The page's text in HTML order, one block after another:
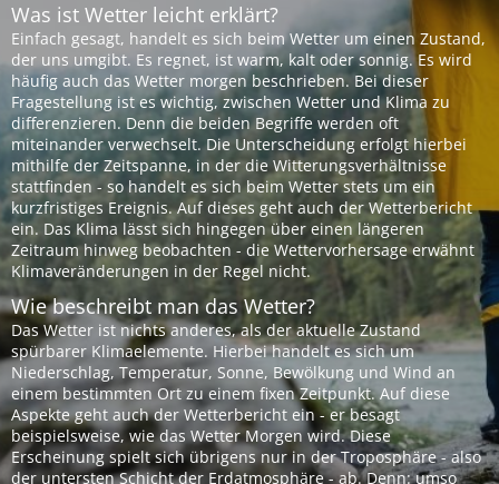
Was ist Wetter leicht erklärt?
Einfach gesagt, handelt es sich beim Wetter um einen Zustand,
der uns umgibt. Es regnet, ist warm, kalt oder sonnig. Es wird
häufig auch das Wetter morgen beschrieben. Bei dieser
Fragestellung ist es wichtig, zwischen Wetter und Klima zu
differenzieren. Denn die beiden Begriffe werden oft
miteinander verwechselt. Die Unterscheidung erfolgt hierbei
mithilfe der Zeitspanne, in der die Witterungsverhältnisse
stattfinden - so handelt es sich beim Wetter stets um ein
kurzfristiges Ereignis. Auf dieses geht auch der Wetterbericht
ein. Das Klima lässt sich hingegen über einen längeren
Zeitraum hinweg beobachten - die Wettervorhersage erwähnt
Klimaveränderungen in der Regel nicht.
Wie beschreibt man das Wetter?
Das Wetter ist nichts anderes, als der aktuelle Zustand
spürbarer Klimaelemente. Hierbei handelt es sich um
Niederschlag, Temperatur, Sonne, Bewölkung und Wind an
einem bestimmten Ort zu einem fixen Zeitpunkt. Auf diese
Aspekte geht auch der Wetterbericht ein - er besagt
beispielsweise, wie das Wetter Morgen wird. Diese
Erscheinung spielt sich übrigens nur in der Troposphäre - also
der untersten Schicht der Erdatmosphäre - ab. Denn: umso